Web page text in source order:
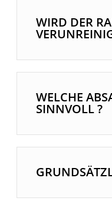
WIRD DER
WELCHE
SINNVOLL ?